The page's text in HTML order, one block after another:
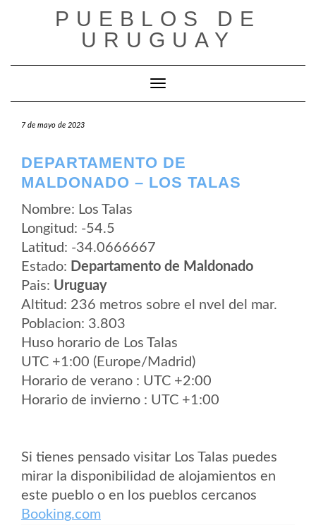
PUEBLOS DE
URUGUAY
Cambiar modo de navegación
7 de mayo de 2023
DEPARTAMENTO DE
MALDONADO – LOS TALAS
Nombre: Los Talas
Longitud: -54.5
Latitud: -34.0666667
Estado: Departamento de Maldonado
Pais: Uruguay
Altitud: 236 metros sobre el nvel del mar.
Poblacion: 3.803
Huso horario de Los Talas
UTC +1:00 (Europe/Madrid)
Horario de verano : UTC +2:00
Horario de invierno : UTC +1:00
Si tienes pensado visitar Los Talas puedes
mirar la disponibilidad de alojamientos en
este pueblo o en los pueblos cercanos
Booking.com